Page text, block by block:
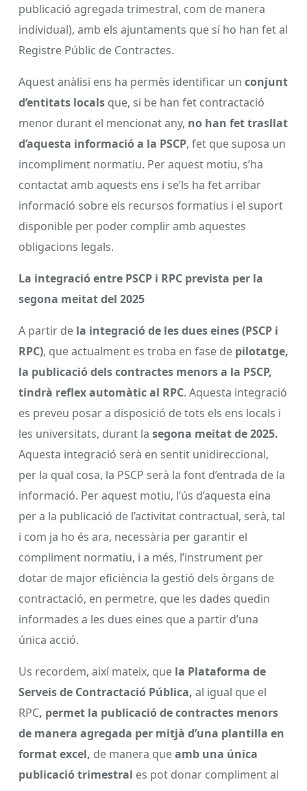
publicació agregada trimestral, com de manera
individual), amb els ajuntaments que sí ho han fet al
Registre Públic de Contractes.
Aquest anàlisi ens ha permès identificar un conjunt
d’entitats locals que, si be han fet contractació
menor durant el mencionat any, no han fet trasllat
d’aquesta informació a la PSCP, fet que suposa un
incompliment normatiu. Per aquest motiu, s’ha
contactat amb aquests ens i se’ls ha fet arribar
informació sobre els recursos formatius i el suport
disponible per poder complir amb aquestes
obligacions legals.
La integració entre PSCP i RPC prevista per la
segona meitat del 2025
A partir de la integració de les dues eines (PSCP i
RPC), que actualment es troba en fase de pilotatge,
la publicació dels contractes menors a la PSCP,
tindrà reflex automàtic al RPC. Aquesta integració
es preveu posar a disposició de tots els ens locals i
les universitats, durant la segona meitat de 2025.
Aquesta integració serà en sentit unidireccional,
per la qual cosa, la PSCP serà la font d’entrada de la
informació. Per aquest motiu, l’ús d’aquesta eina
per a la publicació de l’activitat contractual, serà, tal
i com ja ho és ara, necessària per garantir el
compliment normatiu, i a més, l’instrument per
dotar de major eficiència la gestió dels òrgans de
contractació, en permetre, que les dades quedin
informades a les dues eines que a partir d’una
única acció.
Us recordem, així mateix, que la Plataforma de
Serveis de Contractació Pública, al igual que el
RPC, permet la publicació de contractes menors
de manera agregada per mitjà d’una plantilla en
format excel, de manera queamb una única
publicació trimestral es pot donar compliment al